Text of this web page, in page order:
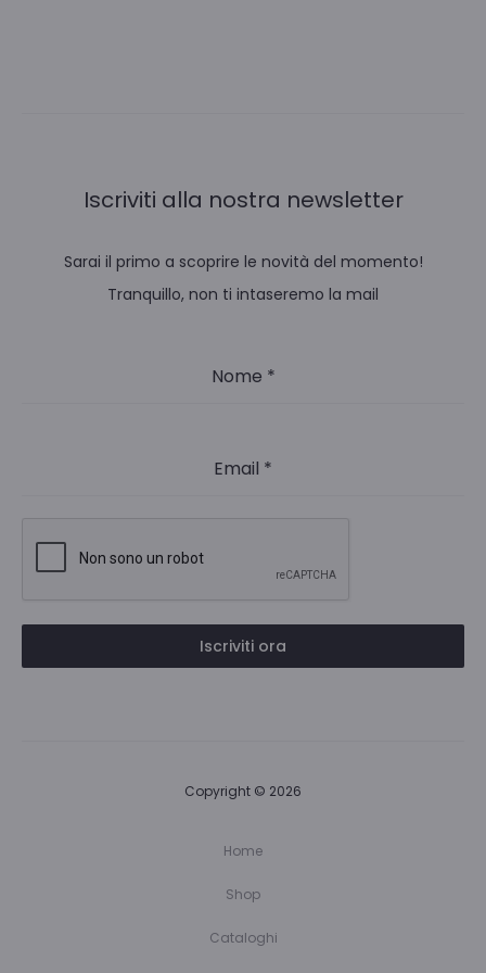
Iscriviti alla nostra newsletter
Sarai il primo a scoprire le novità del momento!
Tranquillo, non ti intaseremo la mail
Nome *
Email *
Iscriviti ora
Copyright © 2026
Home
Shop
Cataloghi